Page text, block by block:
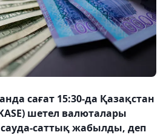
сағат 15:30-да Қазақстан
шетел валюталары
саттық жабылды, деп